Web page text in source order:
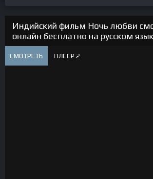
Индийский фильм Ночь любви
онлайн бесплатно на русском
СМОТРЕТЬ ПЛЕЕР 2